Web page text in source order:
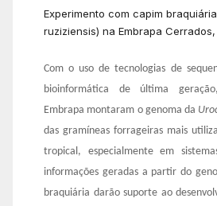
Experimento com capim
ruziziensis) na Embrapa
Com o uso de tecnologias de
bioinformática de última
Embrapa montaram o genoma da
das gramíneas forrageiras mais
tropical, especialmente em
informações geradas a partir do
braquiária darão suporte ao